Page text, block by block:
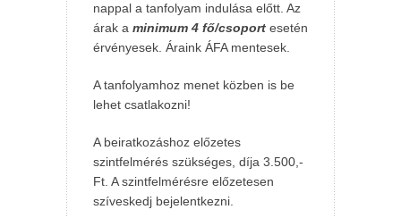
nappal a tanfolyam indulása előtt. Az
árak a minimum 4 fő/csoport esetén
érvényesek. Áraink ÁFA mentesek.
A tanfolyamhoz menet közben is be
lehet csatlakozni!
A beiratkozáshoz előzetes
szintfelmérés szükséges, díja 3.500,-
Ft. A szintfelmérésre előzetesen
szíveskedj bejelentkezni.